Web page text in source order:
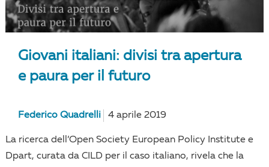
Giovani italiani: divisi tra apertura
e paura per il futuro
Federico Quadrelli 4 aprile 2019
La ricerca dell’Open Society European Policy Institute e
Dpart, curata da CILD per il caso italiano, rivela che la